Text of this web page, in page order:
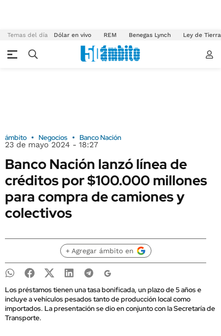
Temas del día Dólar en vivo REM Benegas Lynch Ley de
ámbito Negocios Banco Nación
23 de mayo 2024 - 18:27
Banco Nación lanzó línea de
créditos por $100.000 millones
para compra de camiones y
colectivos
+ Agregar ámbito en
Los préstamos tienen una tasa bonificada, un plazo de 5 años e
incluye a vehículos pesados tanto de producción local como
importados. La presentación se dio en conjunto con la Secretaría de
Transporte.